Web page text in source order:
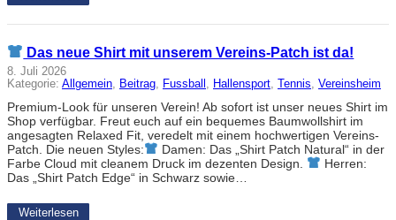
Das neue Shirt mit unserem Vereins-Patch ist da!
8. Juli 2026
Kategorie: Allgemein, Beitrag, Fussball , Hallensport, Tennis, Vereinsheim
Premium-Look für unseren Verein! Ab sofort ist unser neues Shirt im
Shop verfügbar. Freut euch auf ein bequemes Baumwollshirt im
angesagten Relaxed Fit, veredelt mit einem hochwertigen Vereins-
Patch. Die neuen Styles:
Damen: Das „Shirt Patch Natural“ in der
Farbe Cloud mit cleanem Druck im dezenten Design.
Herren:
Das „Shirt Patch Edge“ in Schwarz sowie…
Weiterlesen